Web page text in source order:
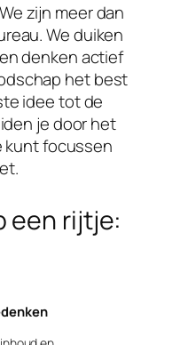
zijn meer dan
We duiken
denken actief
het best
idee tot de
je door het
kunt focussen
een rijtje: